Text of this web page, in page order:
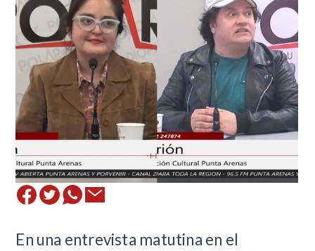
En una entrevista matutina en el